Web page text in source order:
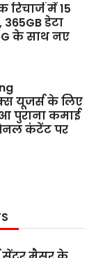
रिचार्ज में 15
डेटा
के साथ नए
यूजर्स के लिए
पुराना कमाई
कंटेंट पर